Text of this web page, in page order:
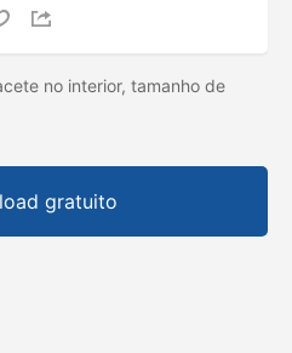
no interior, tamanho de
gratuito